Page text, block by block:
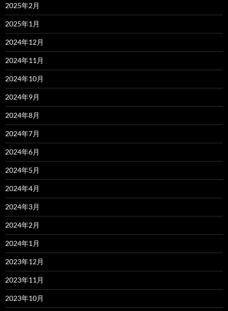
2025年2月
2025年1月
2024年12月
2024年11月
2024年10月
2024年9月
2024年8月
2024年7月
2024年6月
2024年5月
2024年4月
2024年3月
2024年2月
2024年1月
2023年12月
2023年11月
2023年10月